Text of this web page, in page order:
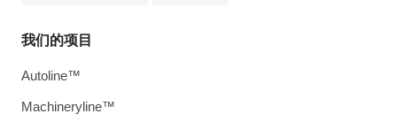
我们的项目
Autoline™
Machineryline™